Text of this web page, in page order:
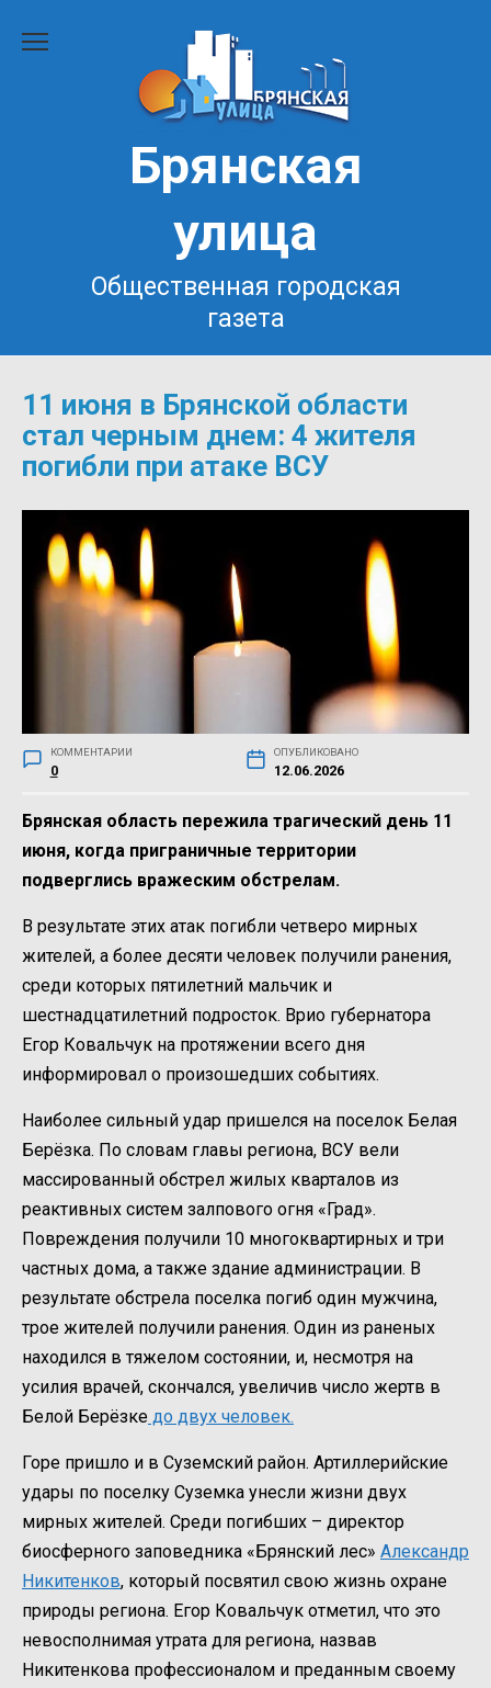
Брянская
улица
Общественная городская
газета
11 июня в Брянской области
стал черным днем: 4 жителя
погибли при атаке ВСУ
КОММЕНТАРИИ
0
ОПУБЛИКОВАНО
12.06.2026
Брянская область пережила трагический день 11
июня, когда приграничные территории
подверглись вражеским обстрелам.
В результате этих атак погибли четверо мирных
жителей, а более десяти человек получили ранения,
среди которых пятилетний мальчик и
шестнадцатилетний подросток. Врио губернатора
Егор Ковальчук на протяжении всего дня
информировал о произошедших событиях.
Наиболее сильный удар пришелся на поселок Белая
Берёзка. По словам главы региона, ВСУ вели
массированный обстрел жилых кварталов из
реактивных систем залпового огня «Град».
Повреждения получили 10 многоквартирных и три
частных дома, а также здание администрации. В
результате обстрела поселка погиб один мужчина,
трое жителей получили ранения. Один из раненых
находился в тяжелом состоянии, и, несмотря на
усилия врачей, скончался, увеличив число жертв в
Белой Берёзке до двух человек.
Горе пришло и в Суземский район. Артиллерийские
удары по поселку Суземка унесли жизни двух
мирных жителей. Среди погибших – директор
биосферного заповедника «Брянский лес» Александр
Никитенков, который посвятил свою жизнь охране
природы региона. Егор Ковальчук отметил, что это
невосполнимая утрата для региона, назвав
Никитенкова профессионалом и преданным своему